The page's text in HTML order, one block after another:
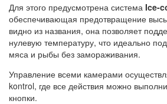
Для этого предусмотрена система Ice-
обеспечивающая предотвращение
видно из названия, она позволяет
нулевую температуру, что идеально
мяса и рыбы без замораживания.
Управление всеми камерами
kontrol, где все действия можно
кнопки.